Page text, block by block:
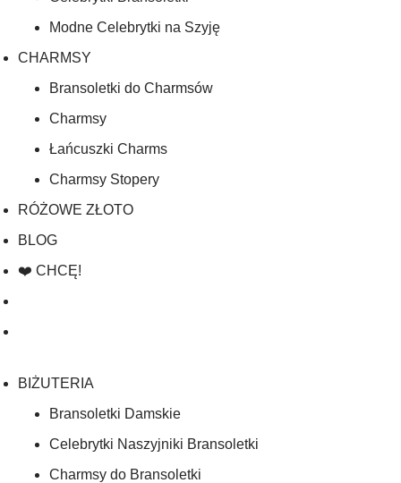
Modne Celebrytki na Szyję
CHARMSY
Bransoletki do Charmsów
Charmsy
Łańcuszki Charms
Charmsy Stopery
RÓŻOWE ZŁOTO
BLOG
❤️ CHCĘ!
BIŻUTERIA
Bransoletki Damskie
Celebrytki Naszyjniki Bransoletki
Charmsy do Bransoletki